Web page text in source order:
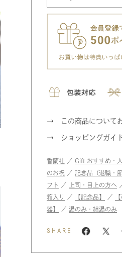
この商品について
ショッピングガイ
香蘭社 ／ Gift おすすめ・
のお祝 ／ 記念品（退職・
フト
／ 上司・目上の方へ
箱入り
／ 【記念品】 ／
器】
／ 湯のみ・組湯のみ
SHARE